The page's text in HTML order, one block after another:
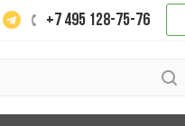
+7 495 128-75-76